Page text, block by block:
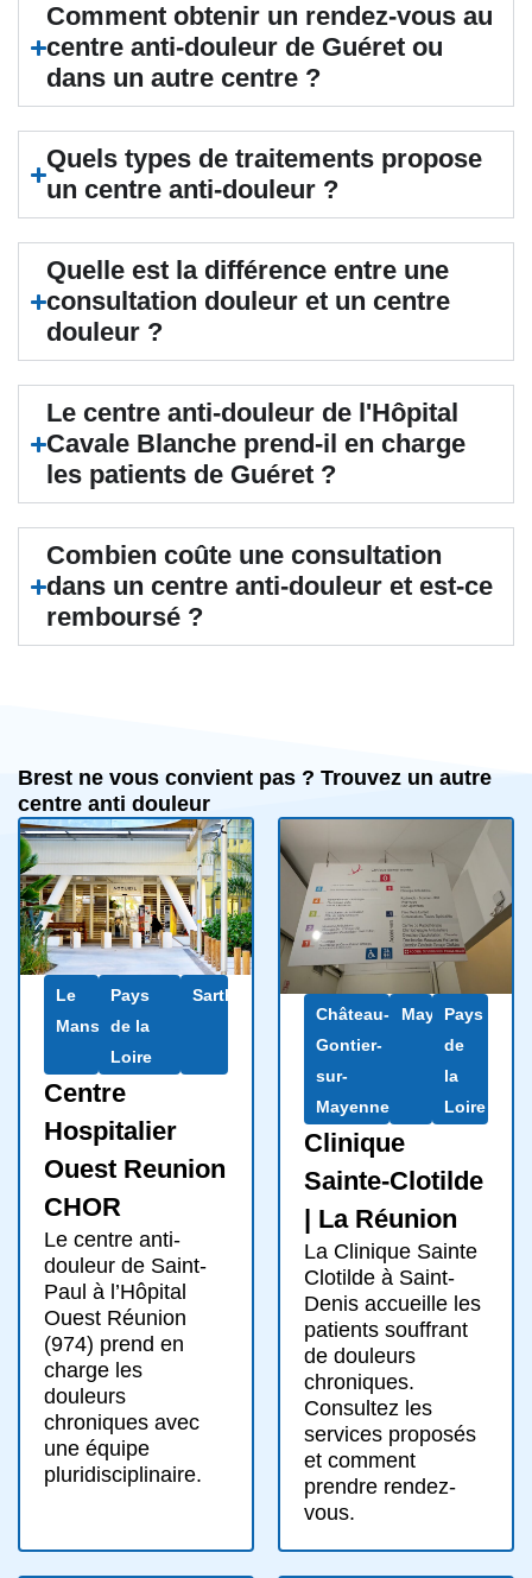
Comment obtenir un rendez-vous au
centre anti-douleur de Guéret ou
dans un autre centre ?
Quels types de traitements propose
un centre anti-douleur ?
Quelle est la différence entre une
consultation douleur et un centre
douleur ?
Le centre anti-douleur de l'Hôpital
Cavale Blanche prend-il en charge
les patients de Guéret ?
Combien coûte une consultation
dans un centre anti-douleur et est-ce
remboursé ?
Brest ne vous convient pas ? Trouvez un autre
centre anti douleur
Le
Mans
Pays
de la
Loire
Sarthe
Centre
Hospitalier
Ouest Reunion
CHOR
Le centre anti-
douleur de Saint-
Paul à l’Hôpital
Ouest Réunion
(974) prend en
charge les
douleurs
chroniques avec
une équipe
pluridisciplinaire.
Château-
Gontier-
sur-
Mayenne
Mayenne
Pays
de
la
Loire
Clinique
Sainte-Clotilde
| La Réunion
La Clinique Sainte
Clotilde à Saint-
Denis accueille les
patients souffrant
de douleurs
chroniques.
Consultez les
services proposés
et comment
prendre rendez-
vous.